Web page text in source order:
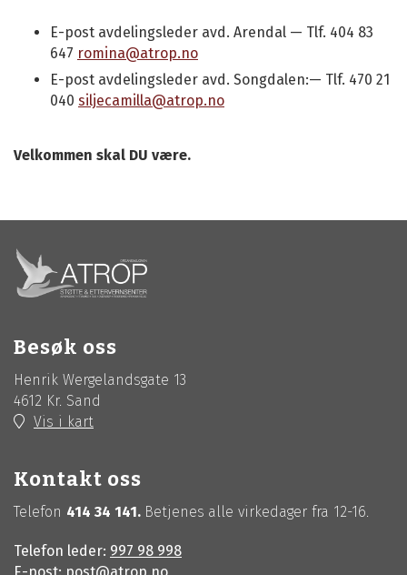
E-post avdelingsleder avd. Arendal — Tlf. 404 83
647 romina@atrop.no
E-post avdelingsleder avd. Songdalen:— Tlf. 470 21
040 siljecamilla@atrop.no
Velkommen skal DU være.
Besøk oss
Henrik Wergelandsgate 13
4612 Kr. Sand
Vis i kart
Kontakt oss
Telefon 414 34 141. Betjenes alle virkedager fra 12-16.
Telefon leder: 997 98 998